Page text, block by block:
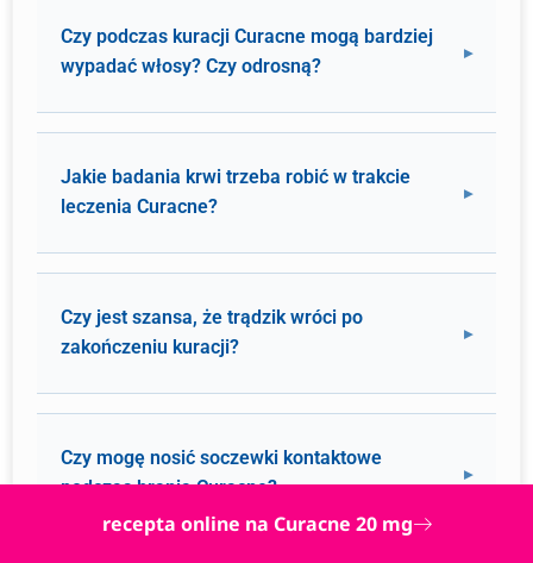
Czy podczas kuracji Curacne mogą bardziej
wypadać włosy? Czy odrosną?
Jakie badania krwi trzeba robić w trakcie
leczenia Curacne?
Czy jest szansa, że trądzik wróci po
zakończeniu kuracji?
Czy mogę nosić soczewki kontaktowe
podczas brania Curacne?
recepta online na Curacne 20 mg